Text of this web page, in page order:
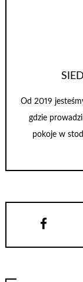
Od 2019
gdzie
pokoje w